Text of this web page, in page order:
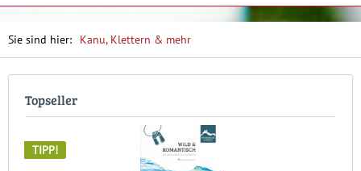
Kanu, Klettern & mehr
Topseller
TIPP!